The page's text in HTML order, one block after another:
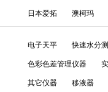
日本爱拓 澳柯玛
电子天平 快速水分
色彩色差管理仪器
其它仪器 移液器
析天平BM-20系列